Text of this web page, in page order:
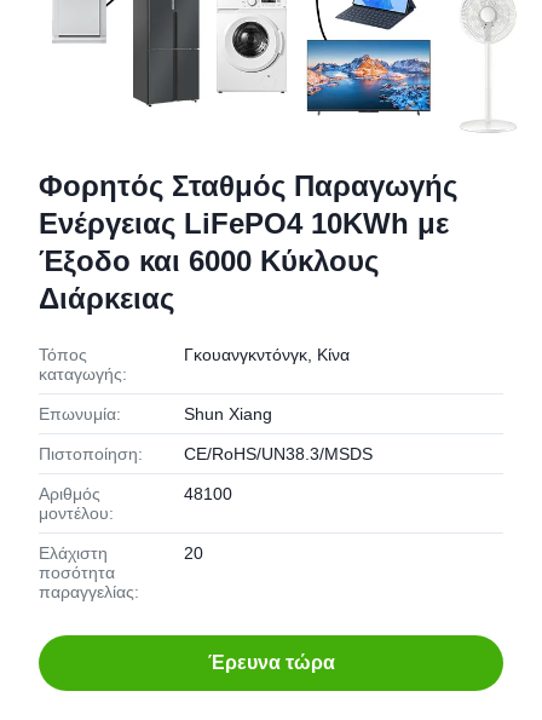
Φορητός Σταθμός Παραγωγής
Ενέργειας LiFePO4 10KWh με
Έξοδο και 6000 Κύκλους
Διάρκειας
Τόπος
καταγωγής:
Γκουανγκντόνγκ, Κίνα
Επωνυμία: Shun Xiang
Πιστοποίηση: CE/RoHS/UN38.3/MSDS
Αριθμός
μοντέλου:
48100
Ελάχιστη
ποσότητα
παραγγελίας:
20
Έρευνα τώρα